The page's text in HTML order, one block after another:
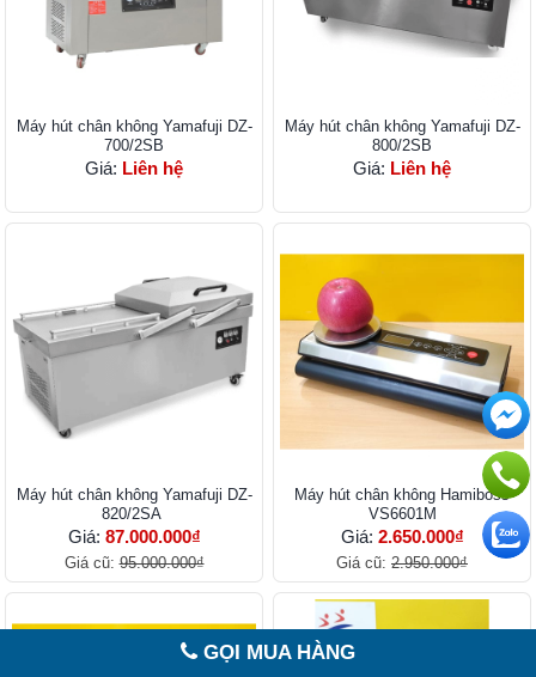
Máy hút chân không Yamafuji DZ-
700/2SB
Giá: Liên hệ
Máy hút chân không Yamafuji DZ-
800/2SB
Giá: Liên hệ
Máy hút chân không Yamafuji DZ-
820/2SA
Giá: 87.000.000₫
Giá cũ:95.000.000₫
Máy hút chân không Hamiboss
VS6601M
Giá: 2.650.000₫
Giá cũ: 2.950.000₫
GỌI MUA HÀNG